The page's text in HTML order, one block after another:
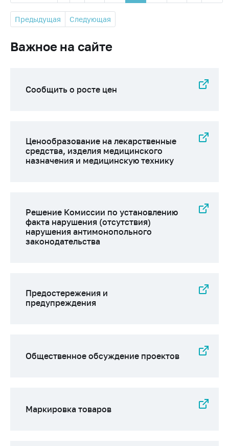
Предыдущая Следующая
Важное на сайте
Сообщить о росте цен
Ценообразование на лекарственные
средства, изделия медицинского
назначения и медицинскую технику
Решение Комиссии по установлению
факта нарушения (отсутствия)
нарушения антимонопольного
законодательства
Предостережения и
предупреждения
Общественное обсуждение проектов
Маркировка товаров